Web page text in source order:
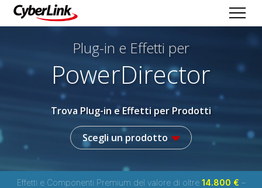
Plug-in e Effetti per
PowerDirector
Trova Plug-in e Effetti per Prodotti
Scegli un prodotto
Effetti e Componenti Premium del valore di oltre 14.800 € –